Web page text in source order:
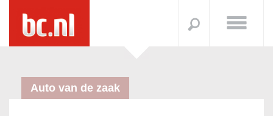
Auto van de zaak